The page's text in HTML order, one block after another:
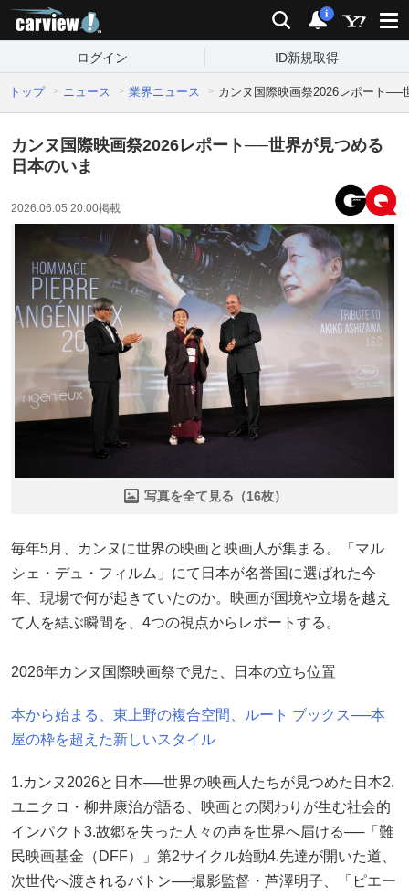
検索 通知
i
ログイン ID新規取得
トップ ニュース 業界ニュース カンヌ国際映画祭2026レポート──
カンヌ国際映画祭2026レポート──世界が見つめる
日本のいま
2026.06.05 20:00掲載
写真を全て見る（16枚）
毎年5月、カンヌに世界の映画と映画人が集まる。「マル
シェ・デュ・フィルム」にて日本が名誉国に選ばれた今
年、現場で何が起きていたのか。映画が国境や立場を越え
て人を結ぶ瞬間を、4つの視点からレポートする。
2026年カンヌ国際映画祭で見た、日本の立ち位置
本から始まる、東上野の複合空間、ルート ブックス──本
屋の枠を超えた新しいスタイル
1.カンヌ2026と日本──世界の映画人たちが見つめた日本2.
ユニクロ・柳井康治が語る、映画との関わりが生む社会的
インパクト3.故郷を失った人々の声を世界へ届ける──「難
民映画基金（DFF）」第2サイクル始動4.先達が開いた道、
次世代へ渡されるバトン──撮影監督・芦澤明子、「ピエー